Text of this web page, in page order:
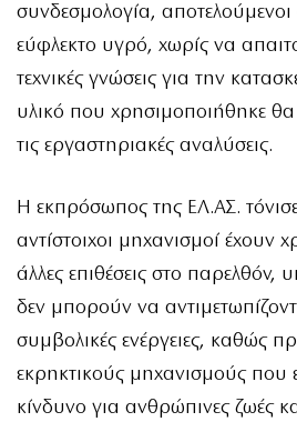
συνδεσμολογία, αποτελούμενοι
εύφλεκτο υγρό, χωρίς να
τεχνικές γνώσεις για την
υλικό που χρησιμοποιήθηκε
τις εργαστηριακές αναλύσεις.
Η εκπρόσωπος της ΕΛ.ΑΣ. τόνισε
αντίστοιχοι μηχανισμοί έχουν
άλλες επιθέσεις στο παρελθόν,
δεν μπορούν να
συμβολικές ενέργειες, καθώς
εκρηκτικούς μηχανισμούς που
κίνδυνο για ανθρώπινες ζωές